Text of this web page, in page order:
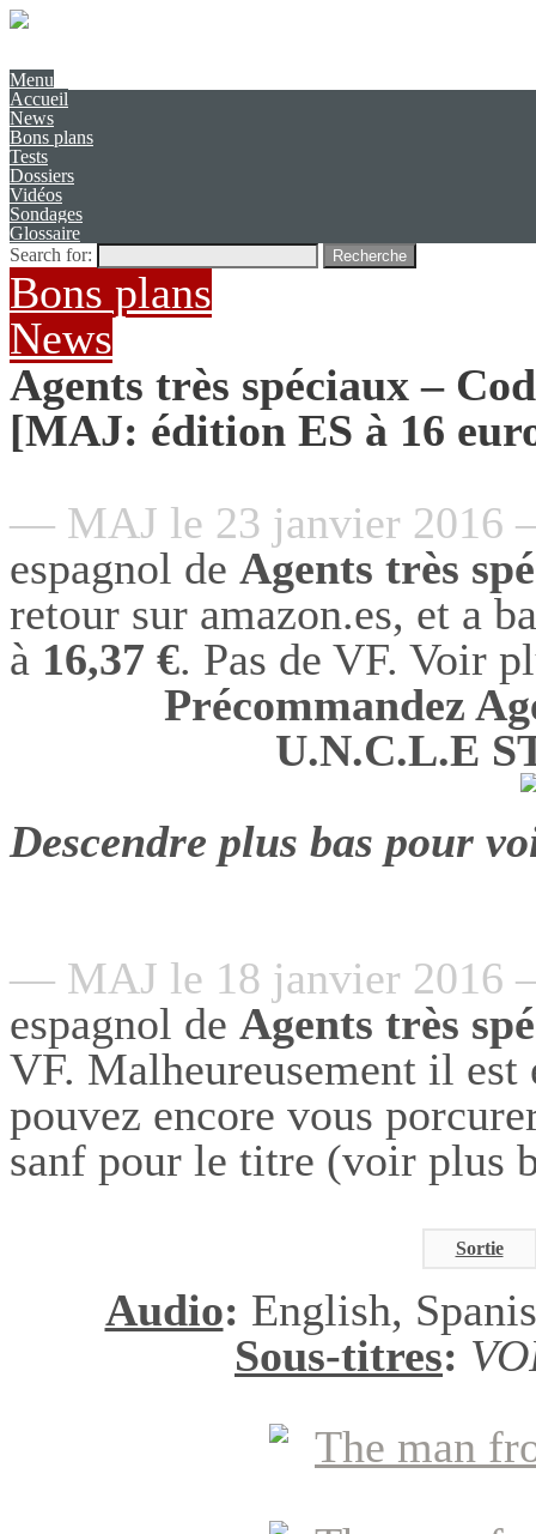
Menu
Accueil
News
Bons plans
Tests
Dossiers
Vidéos
Sondages
Glossaire
Search for:
Recherche
Bons plans
News
Agents très spéciaux –
[MAJ: édition ES à 16
— MAJ le 23 janvier
espagnol de Agents très
retour sur amazon.es, et a
à 16,37 €. Pas de VF. Voir
Précommandez
U.N.C.L.E
Descendre plus bas pour
— MAJ le 18 janvier
espagnol de Agents très
VF. Malheureusement il
pouvez encore vous
sanf pour le titre (voir plus
Sortie
Audio: English,
Sous-titres: